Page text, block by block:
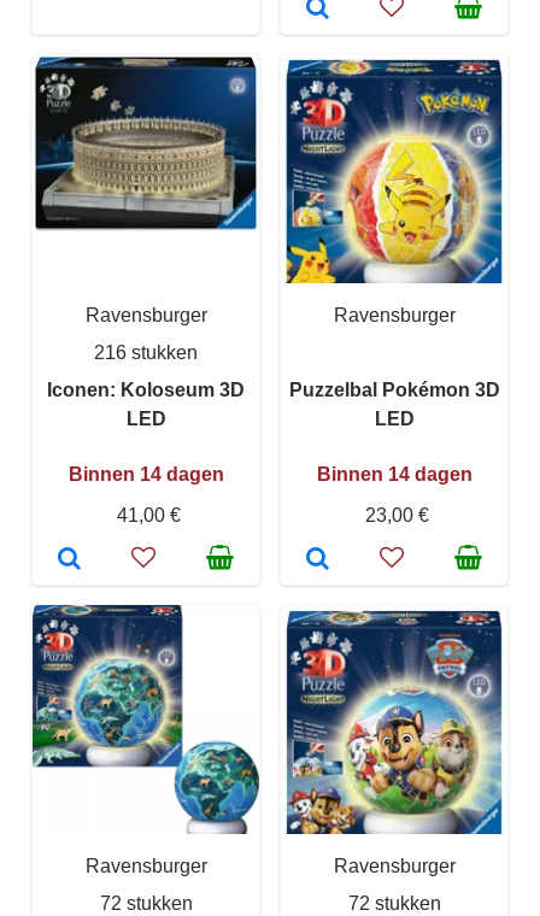
Ravensburger
216 stukken
Iconen: Koloseum 3D
LED
Binnen 14 dagen
41,00 €
Ravensburger
Puzzelbal Pokémon 3D
LED
Binnen 14 dagen
23,00 €
Ravensburger
72 stukken
Ravensburger
72 stukken